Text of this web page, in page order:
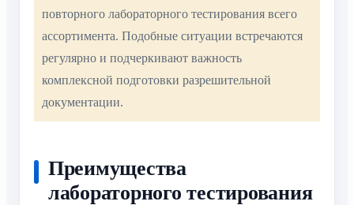
повторного лабораторного тестирования всего
ассортимента. Подобные ситуации встречаются
регулярно и подчеркивают важность
комплексной подготовки разрешительной
документации.
Преимущества
лабораторного тестирования